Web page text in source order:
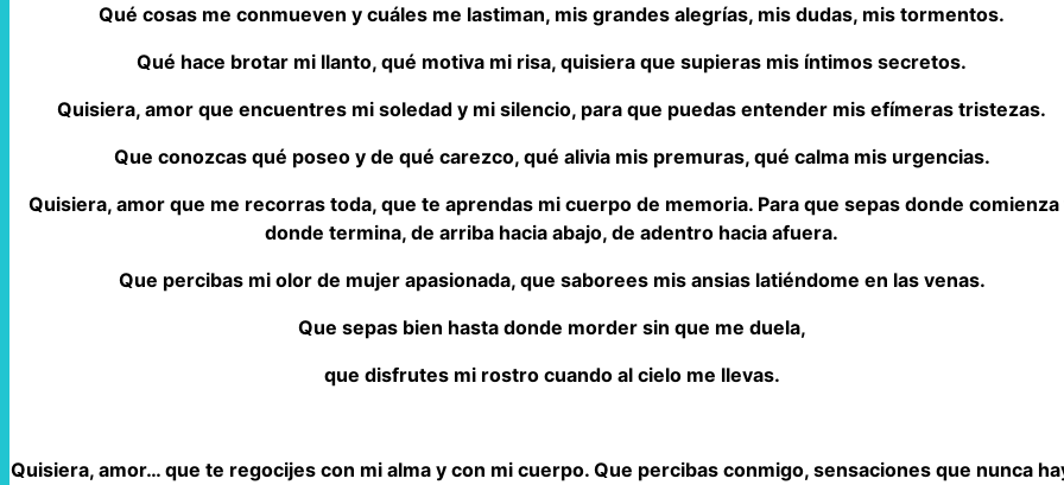
Qué cosas me conmueven y cuáles me lastiman, mis grandes alegrías, mis dudas, mis tormentos.
Qué hace brotar mi llanto, qué motiva mi risa, quisiera que supieras mis íntimos secretos.
Quisiera, amor que encuentres mi soledad y mi silencio, para que puedas entender mis efímeras tristezas.
Que conozcas qué poseo y de qué carezco, qué alivia mis premuras, qué calma mis urgencias.
Quisiera, amor que me recorras toda, que te aprendas mi cuerpo de memoria. Para que sepas donde comienza
donde termina, de arriba hacia abajo, de adentro hacia afuera.
Que percibas mi olor de mujer apasionada, que saborees mis ansias latiéndome en las venas.
Que sepas bien hasta donde morder sin que me duela,
que disfrutes mi rostro cuando al cielo me llevas.
Quisiera, amor… que te regocijes con mi alma y con mi cuerpo. Que percibas conmigo, sensaciones que nunca